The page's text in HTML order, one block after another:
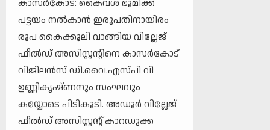
കാസര്‍കോട്: കൈവശ ഭൂമിക്ക്
പട്ടയം നല്‍കാന്‍ ഇരുപതിനായിരം
രൂപ കൈക്കൂലി വാങ്ങിയ വില്ലേജ്
ഫീല്‍ഡ് അസിസ്റ്റന്റിനെ കാസര്‍കോട്
വിജിലന്‍സ് ഡി.വൈ.എസ്പി വി
ഉണ്ണികൃഷ്ണനും സംഘവും
കയ്യോടെ പിടികൂടി. അഡൂര്‍ വില്ലേജ്
ഫീല്‍ഡ് അസിസ്റ്റന്റ് കാറഡുക്ക